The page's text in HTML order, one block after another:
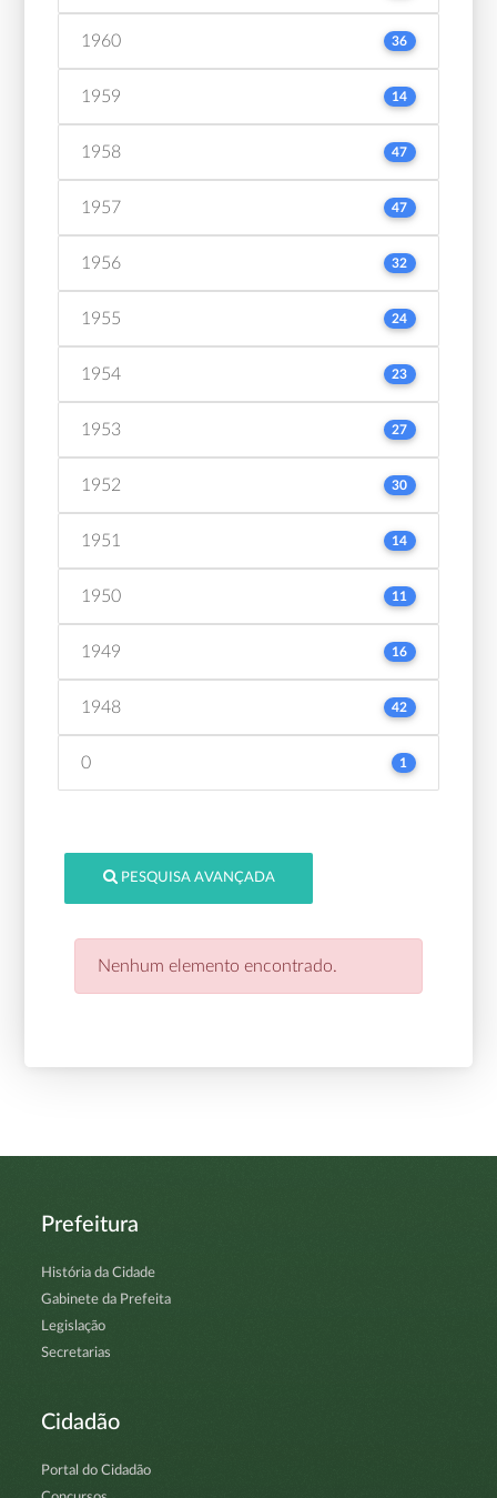
1960 36
1959 14
1958 47
1957 47
1956 32
1955 24
1954 23
1953 27
1952 30
1951 14
1950 11
1949 16
1948 42
0 1
PESQUISA AVANÇADA
Nenhum elemento encontrado.
Prefeitura
História da Cidade
Gabinete da Prefeita
Legislação
Secretarias
Cidadão
Portal do Cidadão